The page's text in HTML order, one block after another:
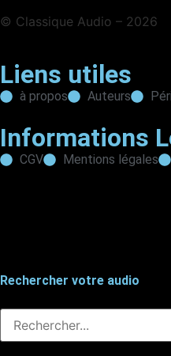
© Classique Audio – 2026
Liens utiles
à propos Auteurs
Informations
CGV Mentions légales
Rechercher votre audio